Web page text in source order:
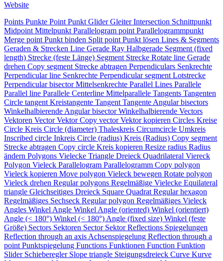
Website
Points Punkte Point Punkt GliderGleiterIntersection Schnittpunkt
Midpoint Mittelpunkt Parallelogram point Parallelogrammpunkt
Merge point Punkt binden Split point Punkt lösen Lines & Segments
Geraden & Strecken Line Gerade Ray Halbgerade Segment (fixed
length) Strecke (feste Länge) Segment Strecke Rotate line Gerade
drehen Copy segment Strecke abtragen Perpendiculars Senkrechte
Perpendicular line Senkrechte Perpendicular segment Lotstrecke
Perpendicular bisectorMittelsenkrechte Parallel Lines Parallele
Parallel line Parallele Centerline Mittelparallele Tangents Tangenten
Circle tangent Kreistangente Tangent Tangente Angular bisectors
Winkelhalbierende Angular bisectorWinkelhalbierende Vectors
Vektoren VectorVektorCopy vectorVektor kopieren Circles Kreise
Circle Kreis Circle (diameter) Thaleskreis Circumcircle Umkreis
Inscribed circle Inkreis Circle (radius) Kreis (Radius) Copy segment
Strecke abtragen Copy circle Kreis kopieren Resize radius Radius
ändern Polygons Vielecke Triangle Dreieck Quadrilateral Viereck
Polygon Vieleck Parallelogram Parallelogramm Copy polygon
Vieleck kopieren Move polygon Vieleck bewegen Rotate polygon
Vieleck drehen Regular polygons Regelmäßige Vielecke Equilateral
triangle Gleichseitiges Dreieck Square Quadrat Regular hexagon
Regelmäßiges Sechseck Regular polygon Regelmäßiges Vieleck
Angles Winkel Angle Winkel Angle (oriented) Winkel (orientiert)
Angle (< 180°) Winkel (< 180°) Angle (fixed size) Winkel (feste
Größe) Sectors Sektoren Sector SektorReflections Spiegelungen
Reflection through an axis Achsenspiegelung Reflection through a
point Punktspiegelung Functions Funktionen Function Funktion
Slider Schieberegler Slope triangle Steigungsdreieck Curve Kurve